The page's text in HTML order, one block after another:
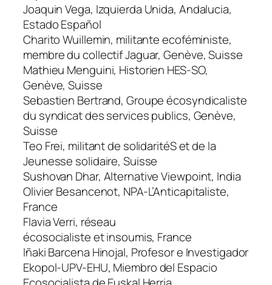
Joaquin Vega, Izquierda Unida, Andalucia,
Estado Español
Charito Wuillemin, militante ecoféministe,
membre du collectif Jaguar, Genève, Suisse
Mathieu Menguini, Historien HES-SO,
Genève, Suisse
Sebastien Bertrand, Groupe écosyndicaliste
du syndicat des services publics, Genève,
Suisse
Teo Frei, militant de solidaritéS et de la
Jeunesse solidaire, Suisse
Sushovan Dhar, Alternative Viewpoint, India
Olivier Besancenot, NPA-L’Anticapitaliste,
France
Flavia Verri, réseau
écosocialiste et insoumis, France
Iñaki Barcena Hinojal, Profesor e Investigador
Ekopol-UPV-EHU, Miembro del Espacio